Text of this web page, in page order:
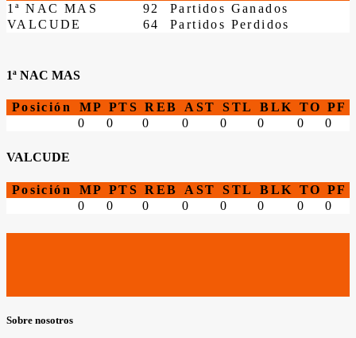
1ª NAC MAS
92
Partidos Ganados
VALCUDE
64 Partidos Perdidos
1ª NAC MAS
Posición MP PTS REB AST STL BLK TO PF
0
0 0 0 0 0 0 0
VALCUDE
Posición MP PTS REB AST STL BLK TO PF
0
0 0 0 0 0 0 0
Sobre nosotros